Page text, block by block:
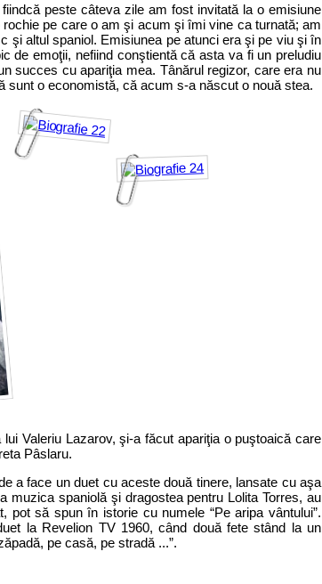
peste câteva zile am fost invitată la o emisiune
pe care o am şi acum şi îmi vine ca turnată; am
şi altul spaniol. Emisiunea pe atunci era şi pe viu şi în
de emoţii, nefiind conştientă că asta va fi un preludiu
succes cu apariţia mea. Tânărul regizor, care era nu
sunt o economistă, că acum s-a născut o nouă stea.
Valeriu Lazarov, şi-a făcut apariţia o puştoaică care
Pâslaru.
a face un duet cu aceste două tinere, lansate cu aşa
muzica spaniolă şi dragostea pentru Lolita Torres, au
pot să spun în istorie cu numele “Pe aripa vântului”.
la Revelion TV 1960, când două fete stând la un
pe casă, pe stradă ...”.